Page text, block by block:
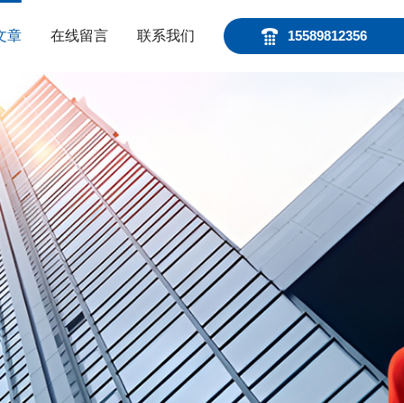
15589812356
章 在线留言 联系我们